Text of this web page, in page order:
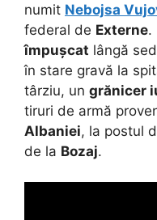
numit Nebojsa
federal de Externe.
împușcat lângă
în stare gravă la
târziu, un grănicer
tiruri de armă
Albaniei, la postul
de la Bozaj.